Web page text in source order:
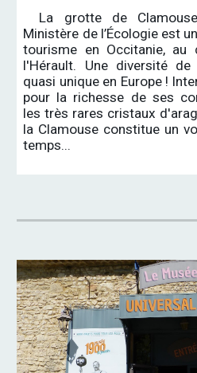
La grotte de
Ministère de l’Écologie est
tourisme en Occitanie, au
l'Hérault. Une diversité de
quasi unique en Europe !
pour la richesse de ses
les très rares cristaux
la Clamouse constitue un
temps...